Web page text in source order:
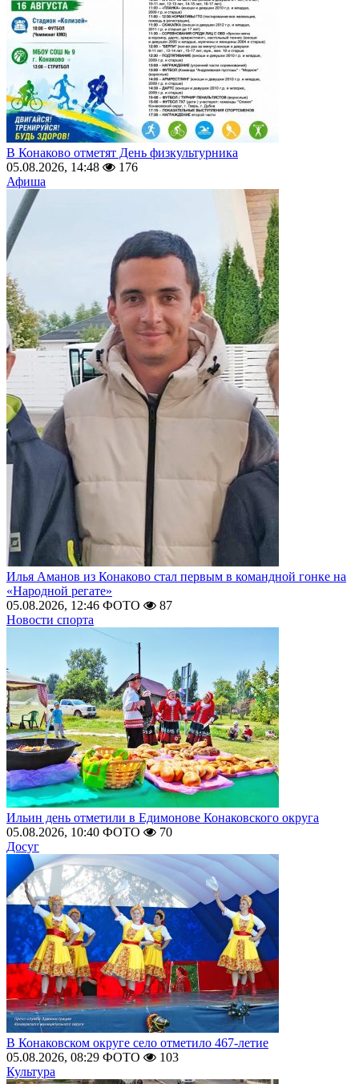
В Конаково отметят День физкультурника
05.08.2026, 14:48
176
Афиша
Илья Аманов из Конаково стал первым в командной гонке на
«Народной регате»
05.08.2026, 12:46 ФОТО
87
Новости спорта
Ильин день отметили в Едимонове Конаковского округа
05.08.2026, 10:40 ФОТО
70
Досуг
В Конаковском округе село отметило 467-летие
05.08.2026, 08:29 ФОТО
103
Культура